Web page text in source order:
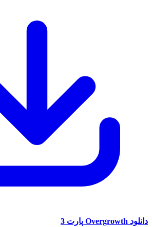
دانلود Overgrowth پارت 3